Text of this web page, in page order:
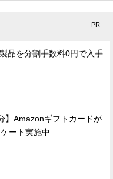
- PR -
品を分割手数料0円で入手
】Amazonギフトカードが
ート実施中